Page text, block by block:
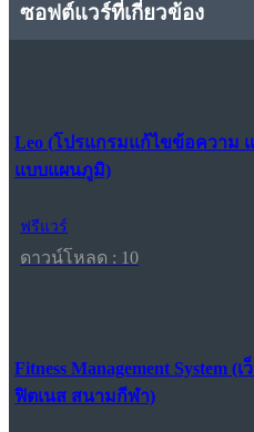
ซอฟต์แวร์ที่เกี่ยวข้อง
Leo (โปรแกรมแก้ไขข้อความ
แบบแผนภูมิ)
ฟรีแวร์
ดาวน์โหลด : 10
Fitness Management System
ฟิตเนส สนามกีฬา)